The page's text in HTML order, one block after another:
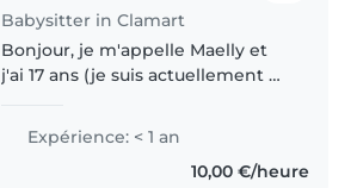
Babysitter in Clamart
Bonjour, je m'appelle Maelly et
j'ai 17 ans (je suis actuellement au
des plus jeunes, patiente et
responsable, je pense être
qualifiée pour garder vos..
Expérience: < 1 an
10,00 €/heure